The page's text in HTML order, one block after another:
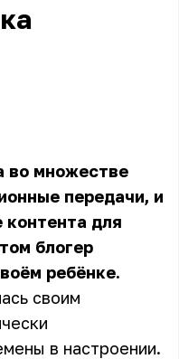
во множестве
передачи, и
контента для
блогер
ребёнке.
своим
в настроении.